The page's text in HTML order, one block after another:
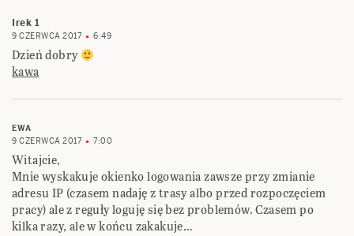
Irek 1
9 CZERWCA 2017 6:49
Dzień dobry
kawa
EWA
9 CZERWCA 2017
7:00
Witajcie,
Mnie wyskakuje okienko logowania zawsze przy zmianie
adresu IP (czasem nadaję z trasy albo przed rozpoczęciem
pracy) ale z reguły loguję się bez problemów. Czasem po
kilka razy, ale w końcu zakakuje…